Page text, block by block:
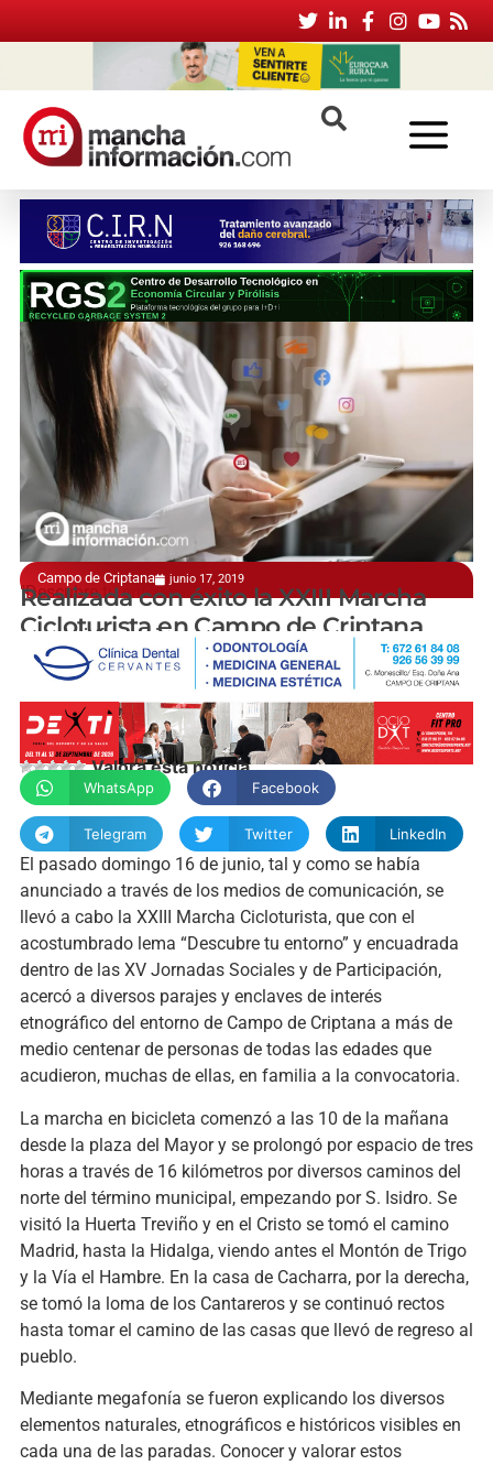
Campo de Criptana junio 17, 2019
"Descubre tu entorno"
Realizada con éxito la XXIII Marcha
Cicloturista en Campo de Criptana
manchainformacion.com
Valora esta noticia
WhatsApp Facebook
Telegram Twitter LinkedIn
El pasado domingo 16 de junio, tal y como se había
anunciado a través de los medios de comunicación, se
llevó a cabo la XXIII Marcha Cicloturista, que con el
acostumbrado lema “Descubre tu entorno” y encuadrada
dentro de las XV Jornadas Sociales y de Participación,
acercó a diversos parajes y enclaves de interés
etnográfico del entorno de Campo de Criptana a más de
medio centenar de personas de todas las edades que
acudieron, muchas de ellas, en familia a la convocatoria.
La marcha en bicicleta comenzó a las 10 de la mañana
desde la plaza del Mayor y se prolongó por espacio de tres
horas a través de 16 kilómetros por diversos caminos del
norte del término municipal, empezando por S. Isidro. Se
visitó la Huerta Treviño y en el Cristo se tomó el camino
Madrid, hasta la Hidalga, viendo antes el Montón de Trigo
y la Vía el Hambre. En la casa de Cacharra, por la derecha,
se tomó la loma de los Cantareros y se continuó rectos
hasta tomar el camino de las casas que llevó de regreso al
pueblo.
Mediante megafonía se fueron explicando los diversos
elementos naturales, etnográficos e históricos visibles en
cada una de las paradas. Conocer y valorar estos